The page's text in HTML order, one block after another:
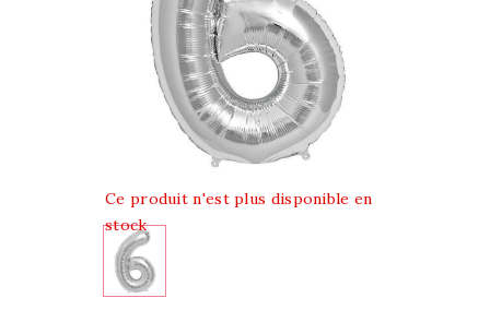
Ce produit n'est plus disponible en
stock